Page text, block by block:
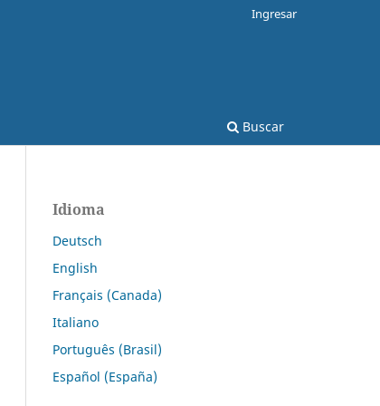
Buscar
Ingresar
Idioma
Deutsch
English
Français (Canada)
Italiano
Português (Brasil)
Español (España)